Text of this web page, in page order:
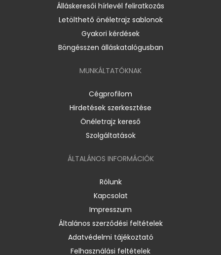
Álláskeresői hírlevél feliratkozás
Letölthető önéletrajz sablonok
Gyakori kérdések
Böngésszen álláskatalógusban
MUNKÁLTATÓKNAK
Cégprofilom
Hirdetések szerkesztése
Önéletrajz kereső
Szolgáltatások
ÁLTALÁNOS INFORMÁCIÓK
Rólunk
Kapcsolat
Impresszum
Általános szerződési feltételek
Adatvédelmi tájékoztató
Felhasználási feltételek